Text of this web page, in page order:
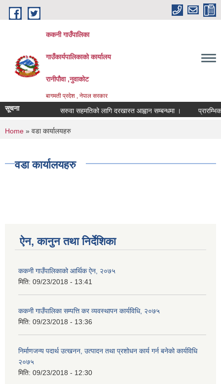
Skip to main content
ककनी गाउँपालिका
गाउँकार्यपालिकाको कार्यालय
रानीपौवा ,नुवाकोट
बागमती प्रदेश , नेपाल सरकार
सूचना सरुवा सहमतिको लागि दरखास्त आह्वान सम्बन्धमा । प्रारम्भिक
You are here
Home » वडा कार्यालयहरु
वडा कार्यालयहरु
ऐन, कानुन तथा निर्देशिका
ककनी गाउँपालिकाको आर्थिक ऐन, २०७५
मिति: 09/23/2018 - 13:41
ककनी गाउँपालिका सम्पत्ति कर व्यवस्थापन कार्यविधि, २०७५
मिति: 09/23/2018 - 13:36
निर्माणजन्य पदार्थ उत्खनन, उत्पादन तथा प्रशोधन कार्य गर्न बनेको कार्यविधि
२०७५
मिति: 09/23/2018 - 12:30